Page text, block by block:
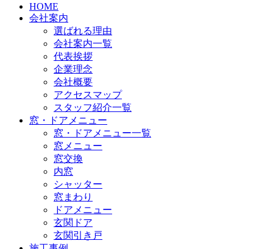
HOME
会社案内
選ばれる理由
会社案内一覧
代表挨拶
企業理念
会社概要
アクセスマップ
スタッフ紹介一覧
窓・ドアメニュー
窓・ドアメニュー一覧
窓メニュー
窓交換
内窓
シャッター
窓まわり
ドアメニュー
玄関ドア
玄関引き戸